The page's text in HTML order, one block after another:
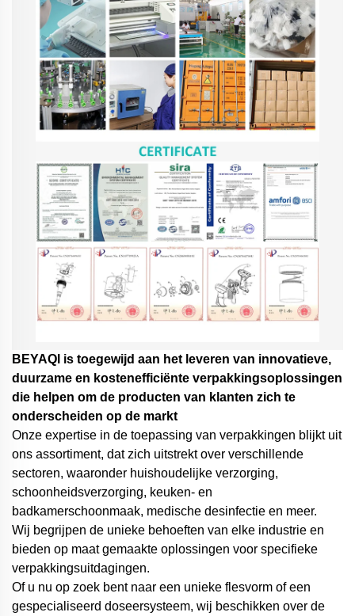
BEYAQl is toegewijd aan het leveren van innovatieve,
duurzame en kostenefficiënte verpakkingsoplossingen
die helpen om de producten van klanten zich te
onderscheiden op de markt
Onze expertise in de toepassing van verpakkingen blijkt uit
ons assortiment, dat zich uitstrekt over verschillende
sectoren, waaronder huishoudelijke verzorging,
schoonheidsverzorging, keuken- en
badkamerschoonmaak, medische desinfectie en meer.
Wij begrijpen de unieke behoeften van elke industrie en
bieden op maat gemaakte oplossingen voor specifieke
verpakkingsuitdagingen.
Of u nu op zoek bent naar een unieke flesvorm of een
gespecialiseerd doseersysteem, wij beschikken over de